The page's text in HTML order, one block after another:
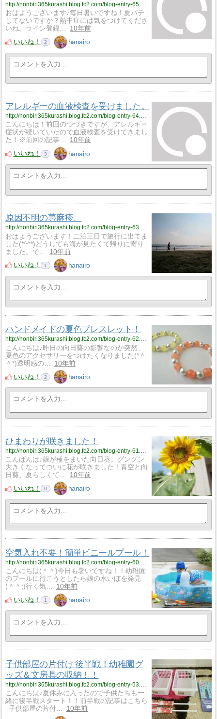
http://nonbiri365kurashi.blog.fc2.com/blog-entry-65.html
おはようございます♪毎日暑いですね！夏バテ
してないですか？熱中症には気をつけてくださ
いね。ライン登録…
10年前
いいね！
2 hanairo
アレルギーの血液検査を受けました。
http://nonbiri365kurashi.blog.fc2.com/blog-entry-64.html
こんにちは！前回のつづきですが、アレルギー
症状が続いていたので血液検査を受けてきまし
た！※前回の記事…
10年前
いいね！
3 hanairo
原因不明の蕁麻疹。
http://nonbiri365kurashi.blog.fc2.com/blog-entry-63.html
おはようございます！二泊三日で旅行に出てま
した(*^^*)どうしても海が見たくて帰りに寄り
ました。で…
10年前
いいね！
1 hanairo
ハンドメイドの夏色ブレスレット！
http://nonbiri365kurashi.blog.fc2.com/blog-entry-62.html
こんにちは♪昨日の向日葵の影響なのか突然、
夏色のアクセサリーをつけたくなりました(*＾
＾*)透明感の…
10年前
いいね！
2 hanairo
ひまわりが咲きました！
こんばんは♪娘が種をまいた向日葵。グングン
大きくなってついに花が咲きました！青空と向
日葵、夏らしくて…
10年前
いいね！
0 hanairo
空気入れ不要！簡単ビニールプール！
http://nonbiri365kurashi.blog.fc2.com/blog-entry-60.html
こんにちは(＾＾)今日も暑いですね！！幼稚園
のプールに行こうとしたら娘の水いぼを発見
(＾＾;)行く気…
10年前
いいね！
1 hanairo
子供部屋の片付け 後半戦！幼稚園グ
ッズ＆文房具の収納！！
http://nonbiri365kurashi.blog.fc2.com/blog-entry-53.html
こんにちは♪夏休みに入ったので子供たちも一
緒に後半戦スタート！！前半戦の記事はこちら
↓子供部屋の片付…
10年前